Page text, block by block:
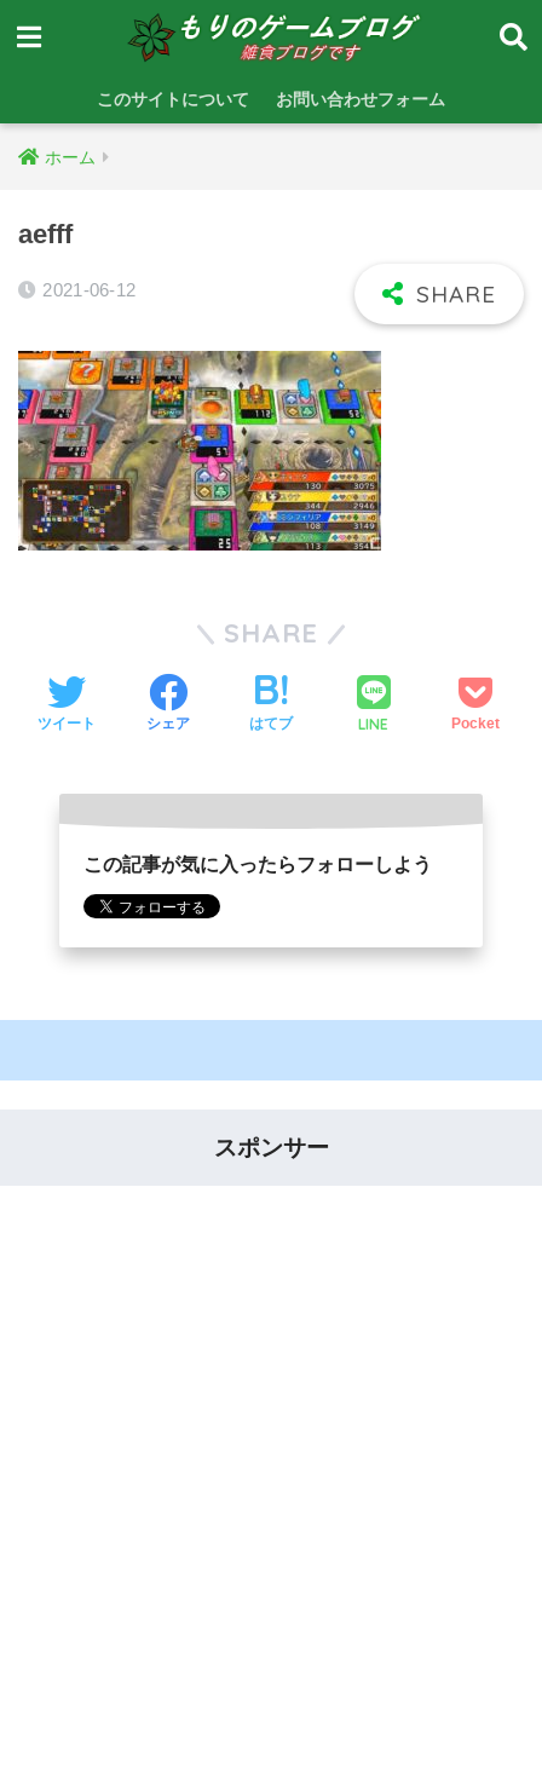
このサイトについて お問い合わせフォーム
ホーム
aefff
2021-06-12
SHARE
ツイート シェア はてブ LINE Pocket
この記事が気に入ったらフォローしよう
スポンサー